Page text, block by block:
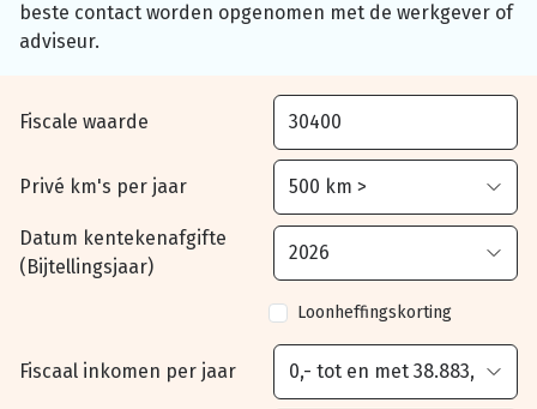
beste contact worden opgenomen met de werkgever of
adviseur.
Fiscale waarde
Privé km's per jaar
Datum kentekenafgifte
(Bijtellingsjaar)
Loonheffingskorting
Fiscaal inkomen per jaar